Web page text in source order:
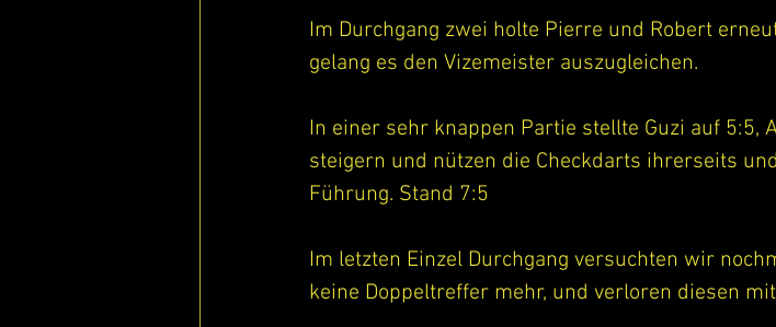
Im Durchgang zwei holte Pierre und Robert
gelang es den Vizemeister auszugleichen.
In einer sehr knappen Partie stellte Guzi auf 5:5,
steigern und nützen die Checkdarts ihrerseits
Führung. Stand 7:5
Im letzten Einzel Durchgang versuchten wir
keine Doppeltreffer mehr, und verloren diesen